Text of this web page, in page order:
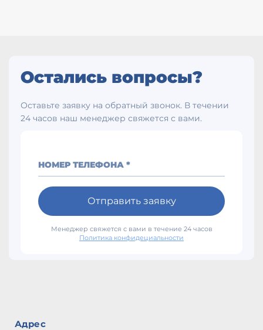
Остались вопросы?
Оставьте заявку на обратный звонок. В течении
24 часов наш менеджер свяжется с вами.
НОМЕР ТЕЛЕФОНА *
Отправить заявку
Менеджер свяжется с вами в течение 24 часов
Политика конфидециальности
Адрес